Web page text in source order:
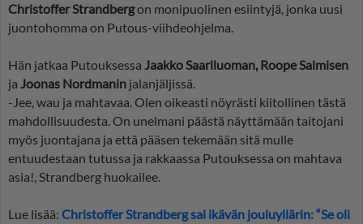
Christoffer Strandbergon monipuolinen esiintyjä, jonka uusi
juontohomma on Putous-viihdeohjelma.
Hän jatkaa Putouksessa Jaakko Saariluoman, Roope Salmisen
ja Joonas Nordmanin jalanjäljissä.
-Jee, wau ja mahtavaa. Olen oikeasti nöyrästi kiitollinen tästä
mahdollisuudesta. On unelmani päästä näyttämään taitojani
myös juontajana ja että pääsen tekemään sitä mulle
entuudestaan tutussa ja rakkaassa Putouksessa on mahtava
asia!, Strandberg huokailee.
Lue lisää: Christoffer Strandberg sai ikävän jouluyllärin: “Se oli